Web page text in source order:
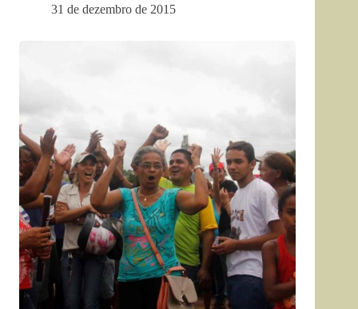
31 de dezembro de 2015